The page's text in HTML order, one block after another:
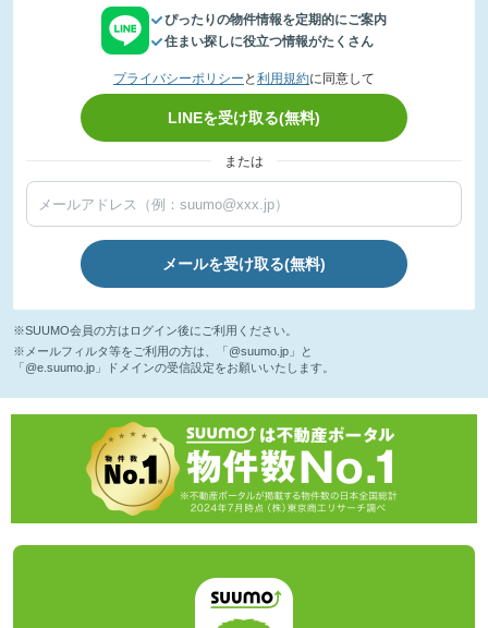
ぴったりの物件情報を定期的にご案内
住まい探しに役立つ情報がたくさん
プライバシーポリシー と 利用規約に同意して
LINEを受け取る(無料)
または
メールを受け取る(無料)
※SUUMO会員の方はログイン後にご利用ください。
※メールフィルタ等をご利用の方は、「@suumo.jp」と
「@e.suumo.jp」ドメインの受信設定をお願いいたします。